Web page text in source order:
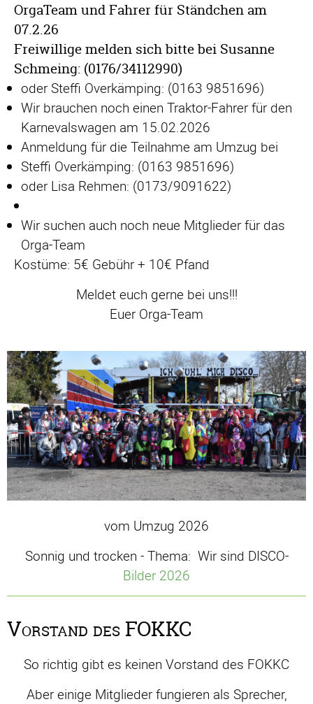
OrgaTeam und Fahrer für Ständchen am
07.2.26
Freiwillige melden sich bitte bei Susanne
Schmeing: (0176/34112990)
oder Steffi Overkämping: (0163 9851696)
Wir brauchen noch einen Traktor-Fahrer für den
Karnevalswagen am 15.02.2026
Anmeldung für die Teilnahme am Umzug bei
Steffi Overkämping: (0163 9851696)
oder Lisa Rehmen: (0173/9091622)
Wir suchen auch noch neue Mitglieder für das
Orga-Team
Kostüme: 5€ Gebühr + 10€ Pfand
Meldet euch gerne bei uns!!!
Euer Orga-Team
vom Umzug 2026
Sonnig und trocken - Thema: Wir sind DISCO-
Bilder 2026
Vorstand des FOKKC
So richtig gibt es keinen Vorstand des FOKKC
Aber einige Mitglieder fungieren als Sprecher,